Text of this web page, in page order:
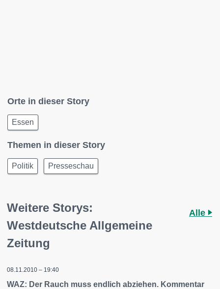
Orte in dieser Story
Essen
Themen in dieser Story
Politik Presseschau
Weitere Storys:
Westdeutsche Allgemeine
Zeitung
Alle
08.11.2010 – 19:40
WAZ: Der Rauch muss endlich abziehen. Kommentar